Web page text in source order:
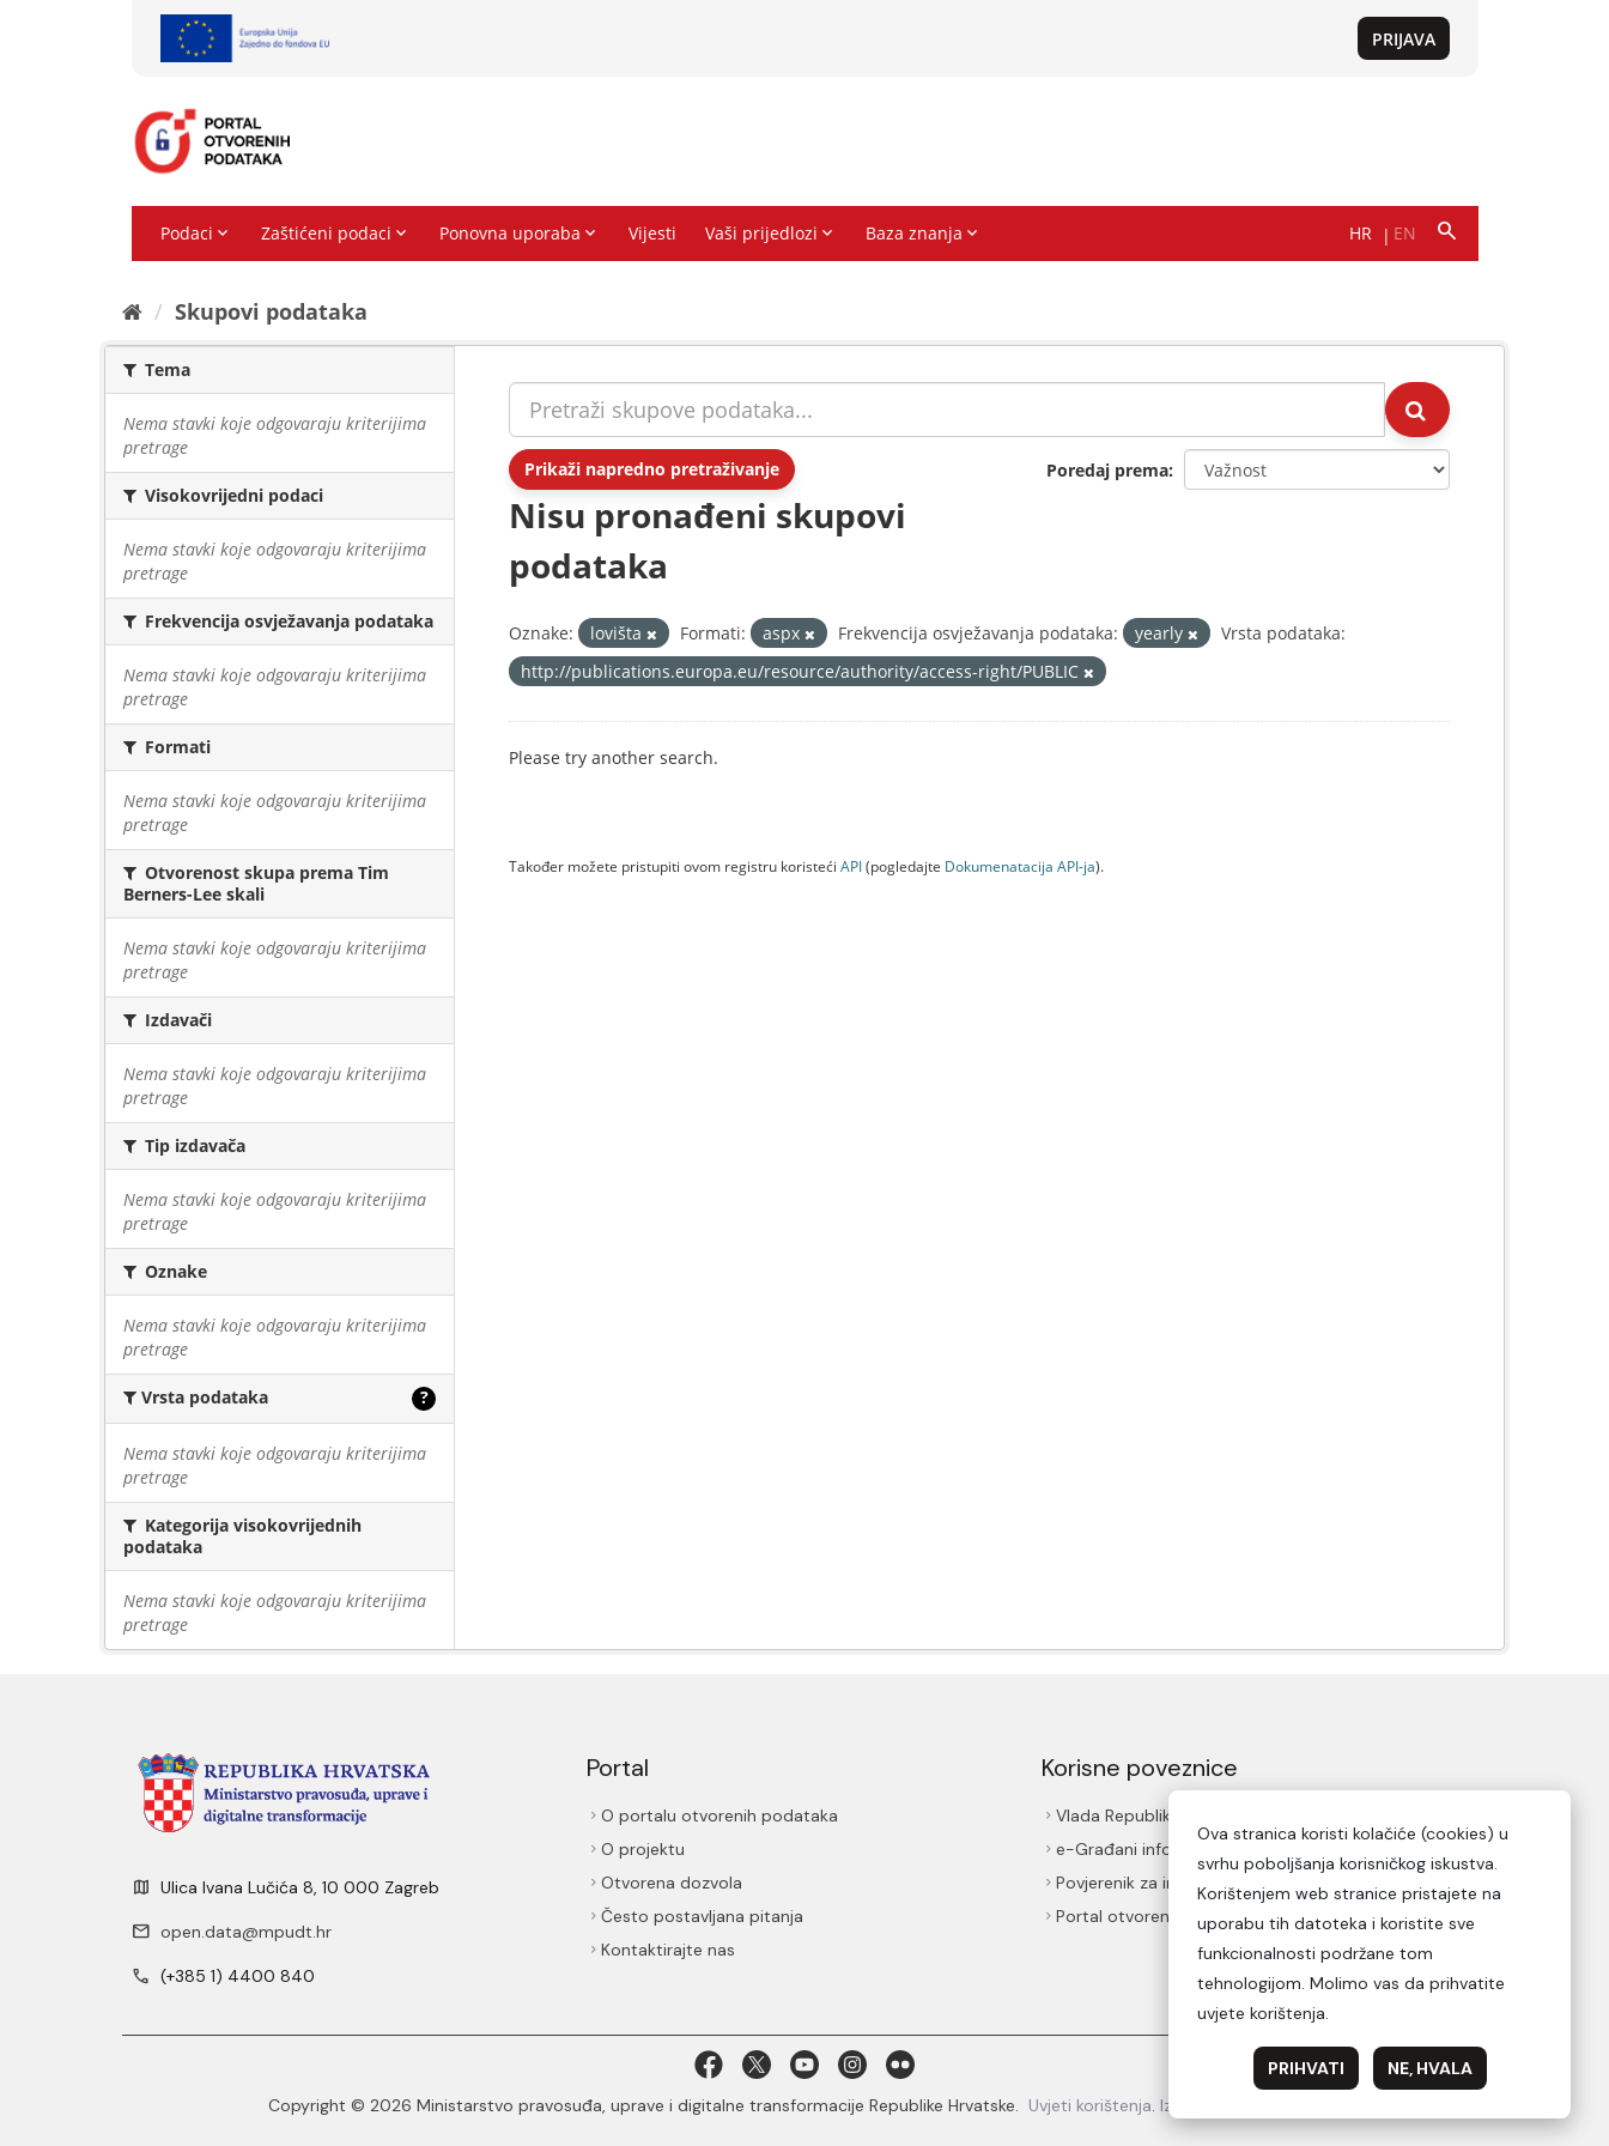
Skupovi podаtаkа
Tema
Nema stavki koje odgovaraju kriterijima
pretrage
Visokovrijedni podaci
Nema stavki koje odgovaraju kriterijima
pretrage
Frekvencija osvježavanja podataka
Nema stavki koje odgovaraju kriterijima
pretrage
Formati
Nema stavki koje odgovaraju kriterijima
pretrage
Otvorenost skupa prema Tim
Berners-Lee skali
Nema stavki koje odgovaraju kriterijima
pretrage
Izdavači
Nema stavki koje odgovaraju kriterijima
pretrage
Tip izdavača
Nema stavki koje odgovaraju kriterijima
pretrage
Oznake
Nema stavki koje odgovaraju kriterijima
pretrage
Vrsta podataka ?
Nema stavki koje odgovaraju kriterijima
pretrage
Kategorija visokovrijednih
podataka
Nema stavki koje odgovaraju kriterijima
pretrage
Prikaži napredno pretraživanje Poredaj prema
Nisu pronađeni skupovi
podataka
Oznake: lovišta Formati: aspx Frekvencija osvježavanja podataka: yearly
Vrsta podataka:
http://publications.europa.eu/resource/authority/access-right/PUBLIC
Please try another search.
Također možete pristupiti ovom registru koristeći API(pogledajte Dokumenаtаcijа API-jа).